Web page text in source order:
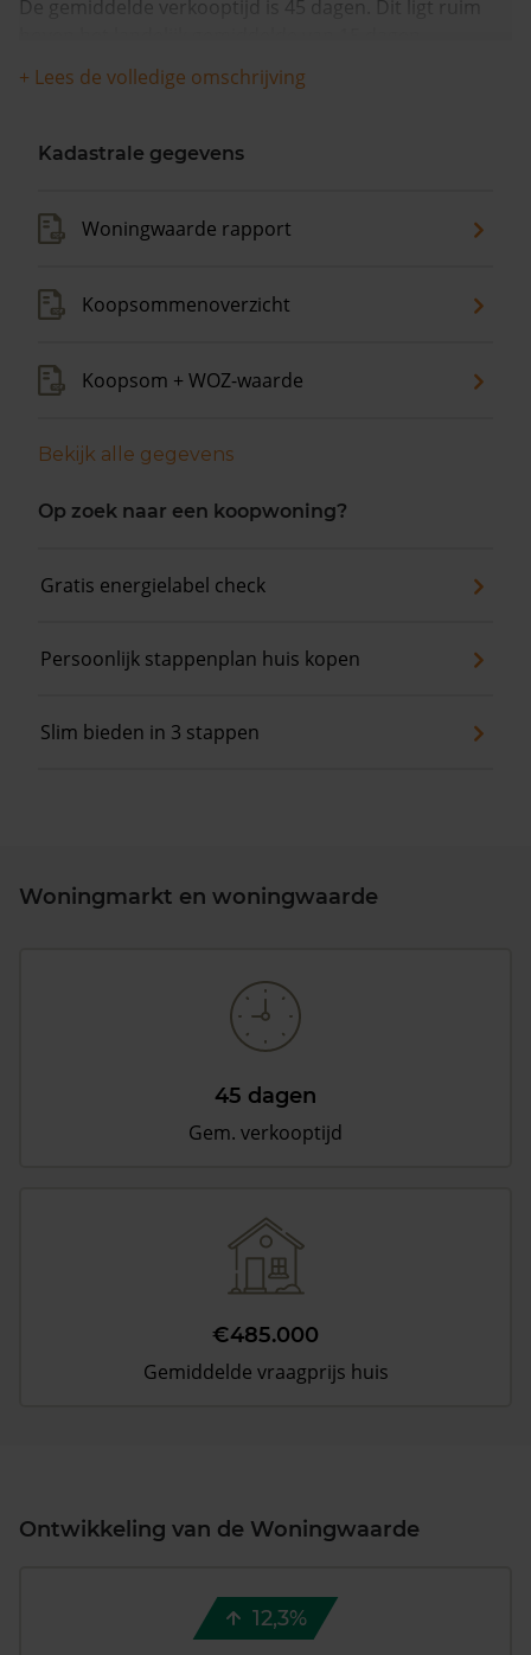
De gemiddelde verkooptijd is 45 dagen. Dit ligt ruim
De gemiddelde huizenprijs is €485.000. De gemiddelde
de gemiddelde woningwaarde met 12,3% gestegen.
+ Lees de volledige omschrijving
Kadastrale gegevens
Woningwaarde rapport
Koopsommenoverzicht
Koopsom + WOZ-waarde
Bekijk alle gegevens
Op zoek naar een koopwoning?
Gratis energielabel check
Persoonlijk stappenplan huis kopen
Slim bieden in 3 stappen
Woningmarkt en woningwaarde
45 dagen
Gem. verkooptijd
€485.000
Gemiddelde vraagprijs huis
Ontwikkeling van de Woningwaarde
12,3%